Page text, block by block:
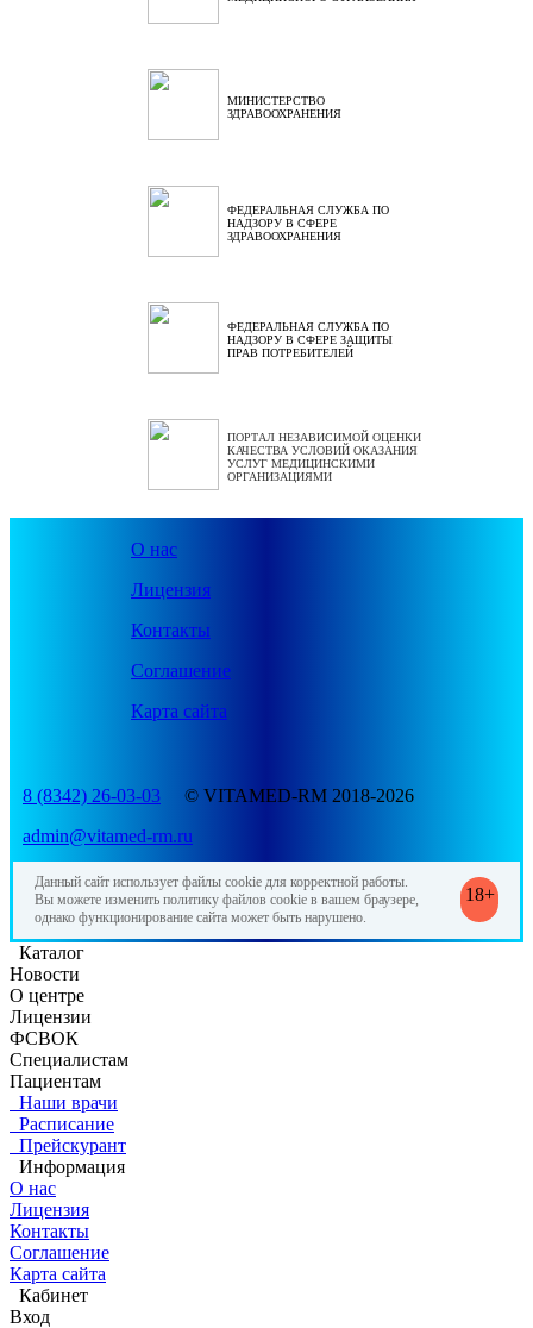
МИНИСТЕРСТВО
ЗДРАВООХРАНЕНИЯ
ФЕДЕРАЛЬНАЯ СЛУЖБА ПО
НАДЗОРУ В СФЕРЕ
ЗДРАВООХРАНЕНИЯ
ФЕДЕРАЛЬНАЯ СЛУЖБА ПО
НАДЗОРУ В СФЕРЕ ЗАЩИТЫ
ПРАВ ПОТРЕБИТЕЛЕЙ
ПОРТАЛ НЕЗАВИСИМОЙ ОЦЕНКИ
КАЧЕСТВА УСЛОВИЙ ОКАЗАНИЯ
УСЛУГ МЕДИЦИНСКИМИ
ОРГАНИЗАЦИЯМИ
О нас
Лицензия
Контакты
Соглашение
Карта сайта
8 (8342) 26-03-03
© VITAMED-RM 2018-2026
admin@vitamed-rm.ru
Данный сайт использует файлы cookie для корректной работы.
Вы можете изменить политику файлов cookie в вашем браузере,
однако функционирование сайта может быть нарушено.
18+
Каталог
Новости
О центре
Лицензии
ФСВОК
Специалистам
Пациентам
Наши врачи
Расписание
Прейскурант
Информация
О нас
Лицензия
Контакты
Соглашение
Карта сайта
Кабинет
Вход